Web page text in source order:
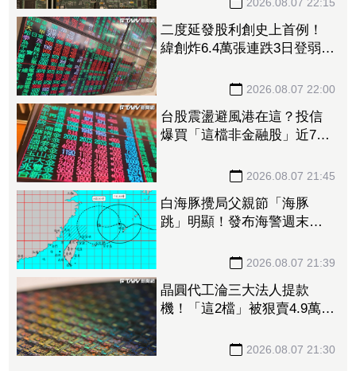
2026.08.07 22:15
二度延發股利創史上首例！
緯創炸6.4萬張連跌3日登弱勢
2026.08.07 22:00
台股震盪避風港在這？投信
爆買「這檔非金融股」近7千
2026.08.07 21:45
白海豚攪局父親節「海豚
跳」明顯！發布海警週末影
2026.08.07 21:39
晶圓代工淪三大法人提款
機！「這2檔」被狠賣4.9萬
2026.08.07 21:30